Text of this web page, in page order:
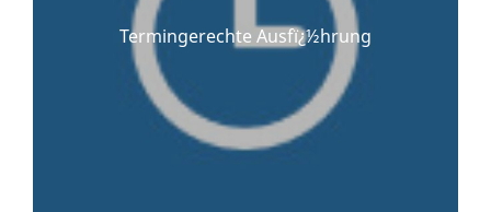
Termingerechte Ausfï¿½hrung